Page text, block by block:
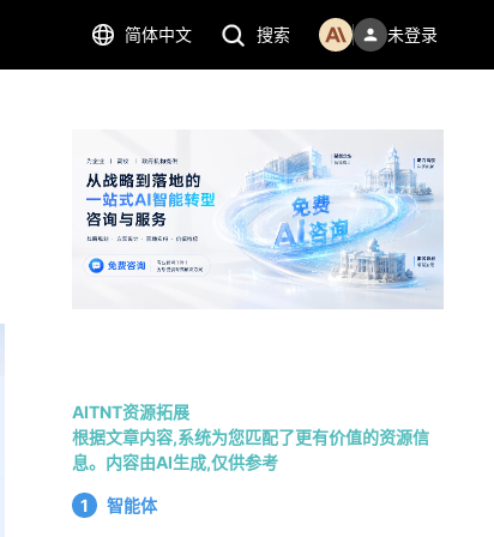
简体中文 搜索 未登录
AITNT资源拓展
根据文章内容,系统为您匹配了更有价值的资源信
息。内容由AI生成,仅供参考
1 智能体